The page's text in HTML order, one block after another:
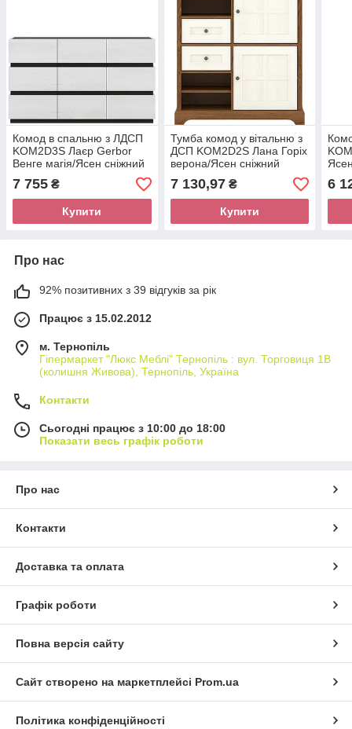
Комод в спальню з ЛДСП
KOM2D3S Лаєр Gerbor
Венге магія/Ясен сніжний
7 755 ₴
Купити
Тумба комод у вітальню з
ДСП KOM2D2S Лана Горіх
верона/Ясен сніжний
Gerbor
7 130,97₴
Купити
6
Про нас
92% позитивних з 39 відгуків за рік
Працює з 15.02.2012
м. Тернопіль
Гіпермаркет "Люкс Меблі" Тернопіль : вул. Торговиця 1В
(колишня Живова), Тернопіль, Україна
Контакти
Сьогодні працює з 10:00 до 18:00
Показати весь графік роботи
Про нас
Контакти
Доставка та оплата
Графік роботи
Повна версія сайту
Сайт створено на маркетплейсі Prom.ua
Політика конфіденційності